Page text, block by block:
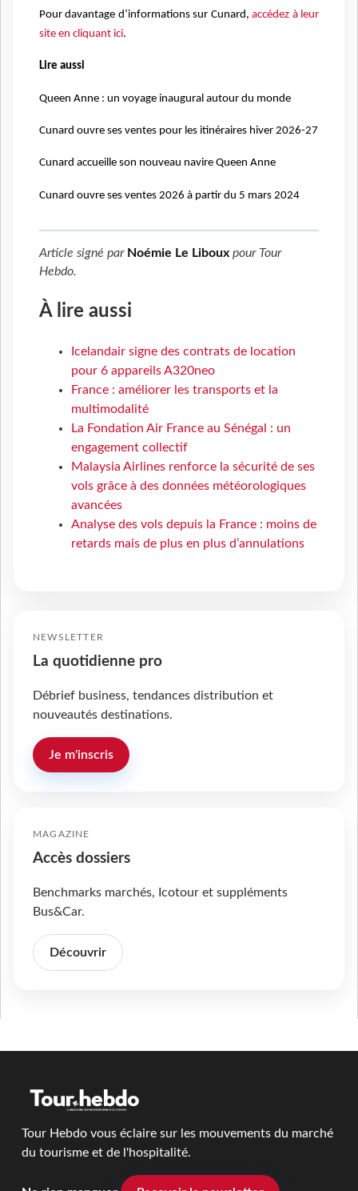
Pour davantage d’informations sur Cunard,accédez à leur
site en cliquant ici.
Lire aussi
Queen Anne : un voyage inaugural autour du monde
Cunard ouvre ses ventes pour les itinéraires hiver 2026-27
Cunard accueille son nouveau navire Queen Anne
Cunard ouvre ses ventes 2026 à partir du 5 mars 2024
Article signé par Noémie Le Liboux pour Tour
Hebdo.
À lire aussi
Icelandair signe des contrats de location
pour 6 appareils A320neo
France : améliorer les transports et la
multimodalité
La Fondation Air France au Sénégal : un
engagement collectif
Malaysia Airlines renforce la sécurité de ses
vols grâce à des données météorologiques
avancées
Analyse des vols depuis la France : moins de
retards mais de plus en plus d’annulations
NEWSLETTER
La quotidienne pro
Débrief business, tendances distribution et
nouveautés destinations.
Je m'inscris
MAGAZINE
Accès dossiers
Benchmarks marchés, Icotour et suppléments
Bus&Car.
Découvrir
Tour Hebdo vous éclaire sur les mouvements du marché
du tourisme et de l'hospitalité.